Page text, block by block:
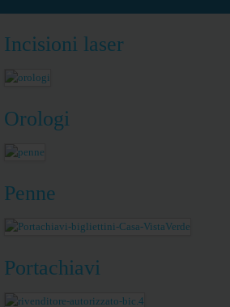
Incisioni laser
Orologi
Penne
Portachiavi